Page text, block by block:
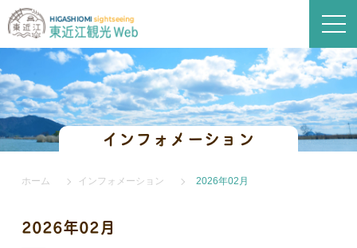
インフォメーション
ホーム インフォメーション 2026年02月
2026年02月